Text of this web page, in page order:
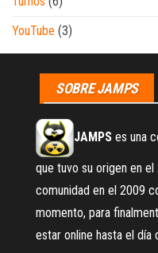
YouTube (3)
SOBRE JAMPS
JAMPS es una
que tuvo su origen en
comunidad en el 2009
momento, para
estar online hasta el día